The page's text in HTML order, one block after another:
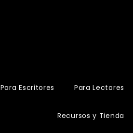
Para Escritores Para Lectores
Recursos y Tienda